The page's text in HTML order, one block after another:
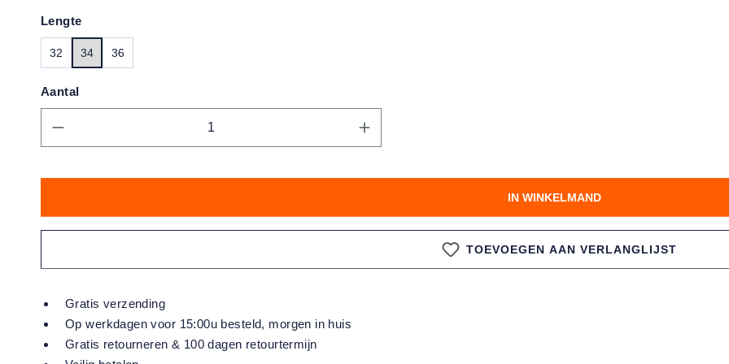
Lengte
32 34 36
Aantal
Producthoeveelheid: Voer de gewenste hoeveelheid in of gebruik de
IN WINKELMAND
TOEVOEGEN AAN VERLANGLIJST
Gratis verzending
Op werkdagen voor 15:00u besteld, morgen in huis
Gratis retourneren & 100 dagen retourtermijn